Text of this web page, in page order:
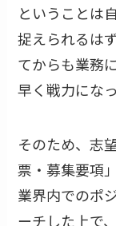
ということは
捉えられるは
てからも業務
早く戦力にな
そのため、志
票・募集要項
業界内でのポ
ーチした上で